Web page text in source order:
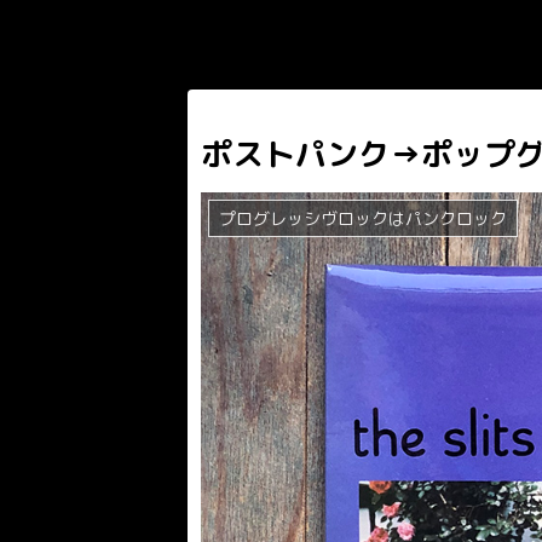
ポストパンク→ポップ
プログレッシヴロックはパンクロック